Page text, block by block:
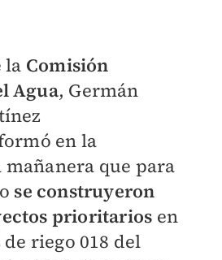
la Comisión
Agua, Germán
en la
que para
se construyeron
prioritarios en
riego 018 del